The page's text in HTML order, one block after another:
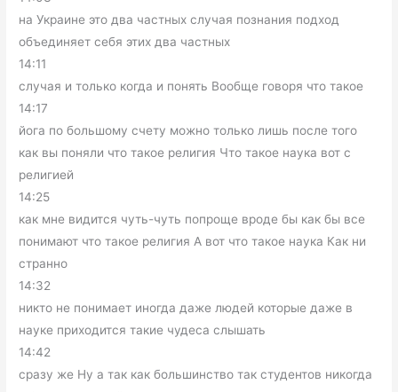
на Украине это два частных случая познания подход
объединяет себя этих два частных
14:11
случая и только когда и понять Вообще говоря что такое
14:17
йога по большому счету можно только лишь после того
как вы поняли что такое религия Что такое наука вот с
религией
14:25
как мне видится чуть-чуть попроще вроде бы как бы все
понимают что такое религия А вот что такое наука Как ни
странно
14:32
никто не понимает иногда даже людей которые даже в
науке приходится такие чудеса слышать
14:42
сразу же Ну а так как большинство так студентов никогда